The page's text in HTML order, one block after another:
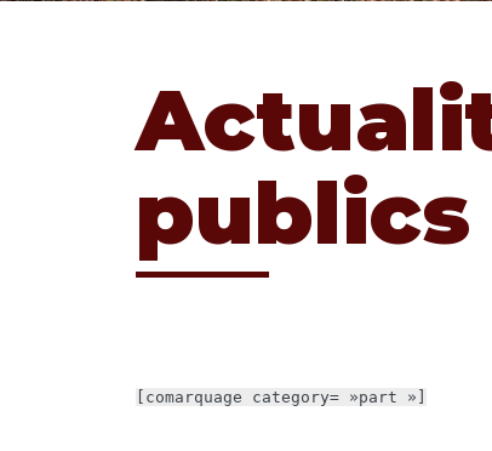
publics
[comarquage category= »part »]